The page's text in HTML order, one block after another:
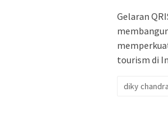
Gelaran
tourism di
diky chandra